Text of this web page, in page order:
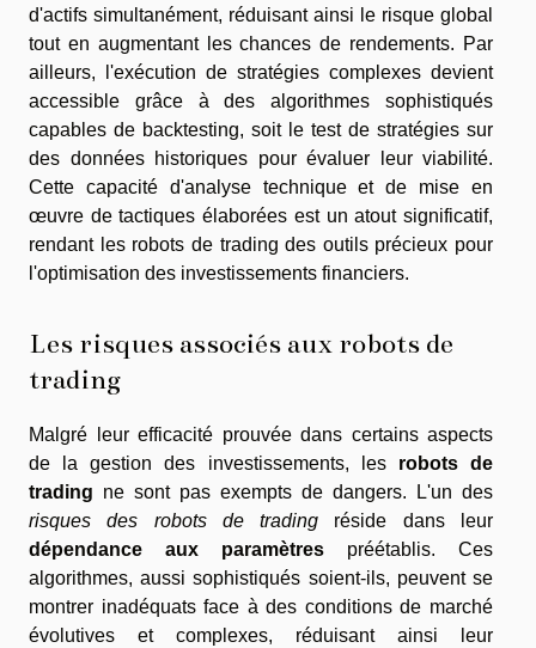
d'actifs simultanément, réduisant ainsi le risque global
tout en augmentant les chances de rendements. Par
ailleurs, l'exécution de stratégies complexes devient
accessible grâce à des algorithmes sophistiqués
capables de backtesting, soit le test de stratégies sur
des données historiques pour évaluer leur viabilité.
Cette capacité d'analyse technique et de mise en
œuvre de tactiques élaborées est un atout significatif,
rendant les robots de trading des outils précieux pour
l'optimisation des investissements financiers.
Les risques associés aux robots de
trading
Malgré leur efficacité prouvée dans certains aspects
de la gestion des investissements, les robots de
trading ne sont pas exempts de dangers. L'un des
risques des robots de trading réside dans leur
dépendance aux paramètres préétablis. Ces
algorithmes, aussi sophistiqués soient-ils, peuvent se
montrer inadéquats face à des conditions de marché
évolutives et complexes, réduisant ainsi leur